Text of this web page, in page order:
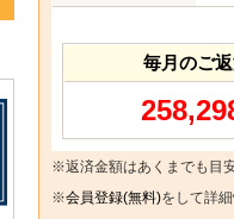
毎月のご
※返済金額はあくまでも目安
※会員登録(無料)をして詳